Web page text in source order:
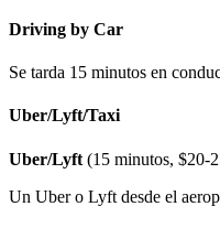
Driving by Car
Se tarda 15 minutos en
Uber/Lyft/Taxi
Uber/Lyft (15 minutos, $20-
Un Uber o Lyft desde el